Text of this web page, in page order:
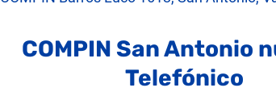
COMPIN San Antonio
Telefónico